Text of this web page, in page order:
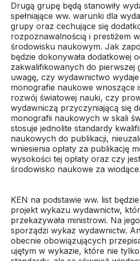
Drugą grupę będą stanowiły
spełniające ww. warunki dla
grupy oraz cechujące się
rozpoznawalnością i prestiżem
środowisku naukowym. Jak
będzie dokonywała dodatkowej
zakwalifikowanych do pierwszej
uwagę, czy wydawnictwo
monografie naukowe wnoszące
rozwój światowej nauki, czy
wydawniczą przyczyniającą się
monografii naukowych w skali
stosuje jednolite standardy
naukowych do publikacji,
wniesienia opłaty za publikację
wysokości tej opłaty oraz czy
środowisko naukowe za wiodące.
KEN na podstawie ww. list
projekt wykazu wydawnictw,
przekazywała ministrowi. Na
sporządzi wykaz wydawnictw.
obecnie obowiązujących
ujętym w wykazie, które nie tylko